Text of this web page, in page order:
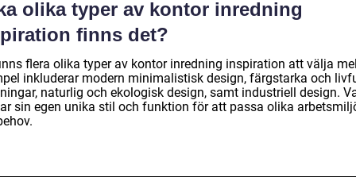
olika typer av kontor inredning
finns det?
flera olika typer av kontor inredning inspiration att välja
inkluderar modern minimalistisk design, färgstarka och
naturlig och ekologisk design, samt industriell design.
sin egen unika stil och funktion för att passa olika